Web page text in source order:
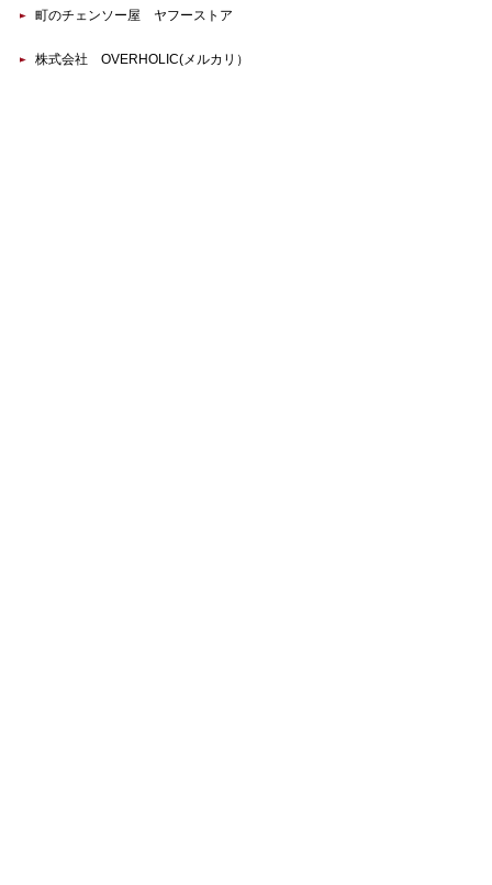
町のチェンソー屋 ヤフーストア
株式会社 OVERHOLIC(メルカリ）